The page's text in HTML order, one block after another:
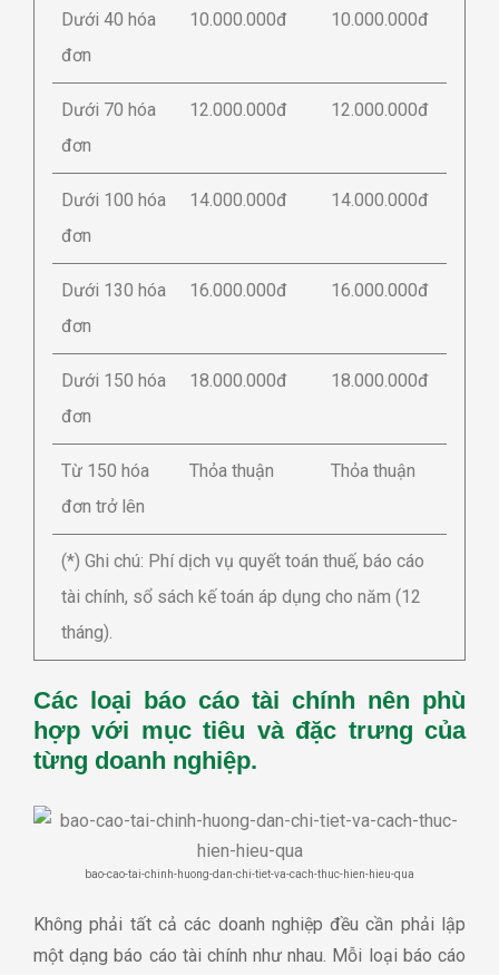
Dưới 40 hóa
đơn
10.000.000đ 10.000.000đ
Dưới 70 hóa
đơn
12.000.000đ 12.000.000đ
Dưới 100 hóa
đơn
14.000.000đ 14.000.000đ
Dưới 130 hóa
đơn
16.000.000đ 16.000.000đ
Dưới 150 hóa
đơn
18.000.000đ 18.000.000đ
Từ 150 hóa
đơn trở lên
Thỏa thuận Thỏa thuận
(*) Ghi chú: Phí dịch vụ quyết toán thuế, báo cáo
tài chính, sổ sách kế toán áp dụng cho năm (12
tháng).
Các loại báo cáo tài chính nên phù
hợp với mục tiêu và đặc trưng của
từng doanh nghiệp.
bao-cao-tai-chinh-huong-dan-chi-tiet-va-cach-thuc-hien-hieu-qua
Không phải tất cả các doanh nghiệp đều cần phải lập
một dạng báo cáo tài chính như nhau. Mỗi loại báo cáo